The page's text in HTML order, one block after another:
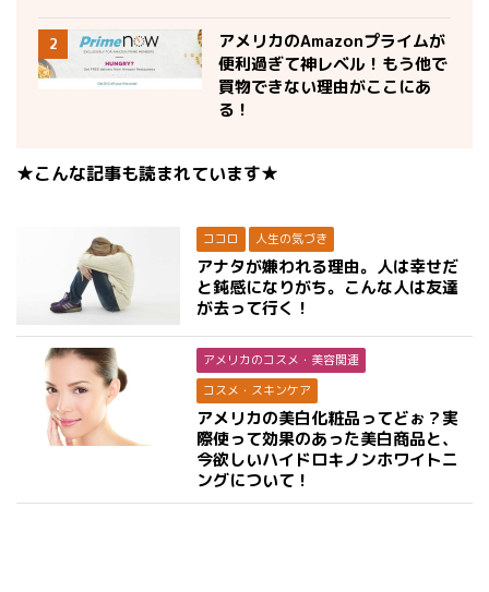
2
アメリカのAmazonプライムが
便利過ぎて神レベル！もう他で
買物できない理由がここにあ
る！
★こんな記事も読まれています★
ココロ 人生の気づき
アナタが嫌われる理由。人は幸せだ
と鈍感になりがち。こんな人は友達
が去って行く！
アメリカのコスメ・美容関連
コスメ・スキンケア
アメリカの美白化粧品ってどぉ？実
際使って効果のあった美白商品と、
今欲しいハイドロキノンホワイトニ
ングについて！